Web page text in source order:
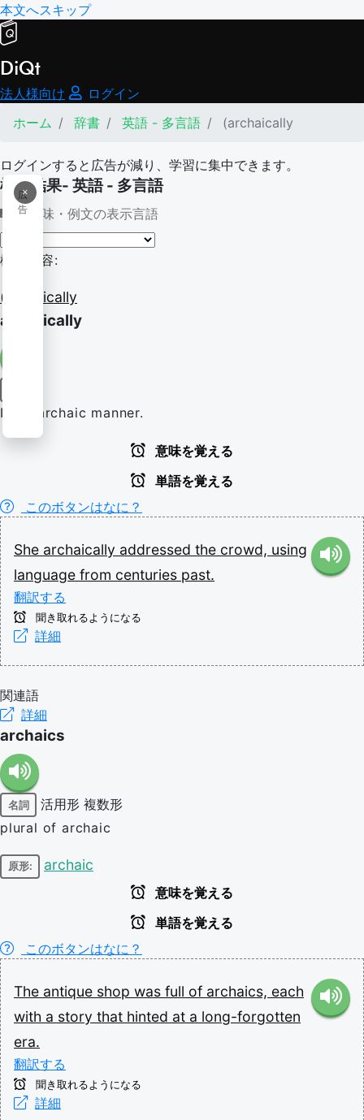
本文へスキップ
DiQt
法人様向け
ログイン
ホーム
辞書 英語 - 多言語 (archaically
ログインすると広告が減り、学習に集中できます。
×
広
告
検索結果- 英語 - 多言語
意味・例文の表示言語
検索内容:
(archaically
archaically
In an archaic manner.
意味を覚える
単語を覚える
このボタンはなに？
She archaically addressed the crowd, using
language from centuries past.
翻訳する
聞き取れるようになる
詳細
関連語
詳細
archaics
名詞 活用形 複数形
plural of archaic
原形: archaic
意味を覚える
単語を覚える
このボタンはなに？
The antique shop was full of archaics, each
with a story that hinted at a long-forgotten
era.
翻訳する
聞き取れるようになる
詳細